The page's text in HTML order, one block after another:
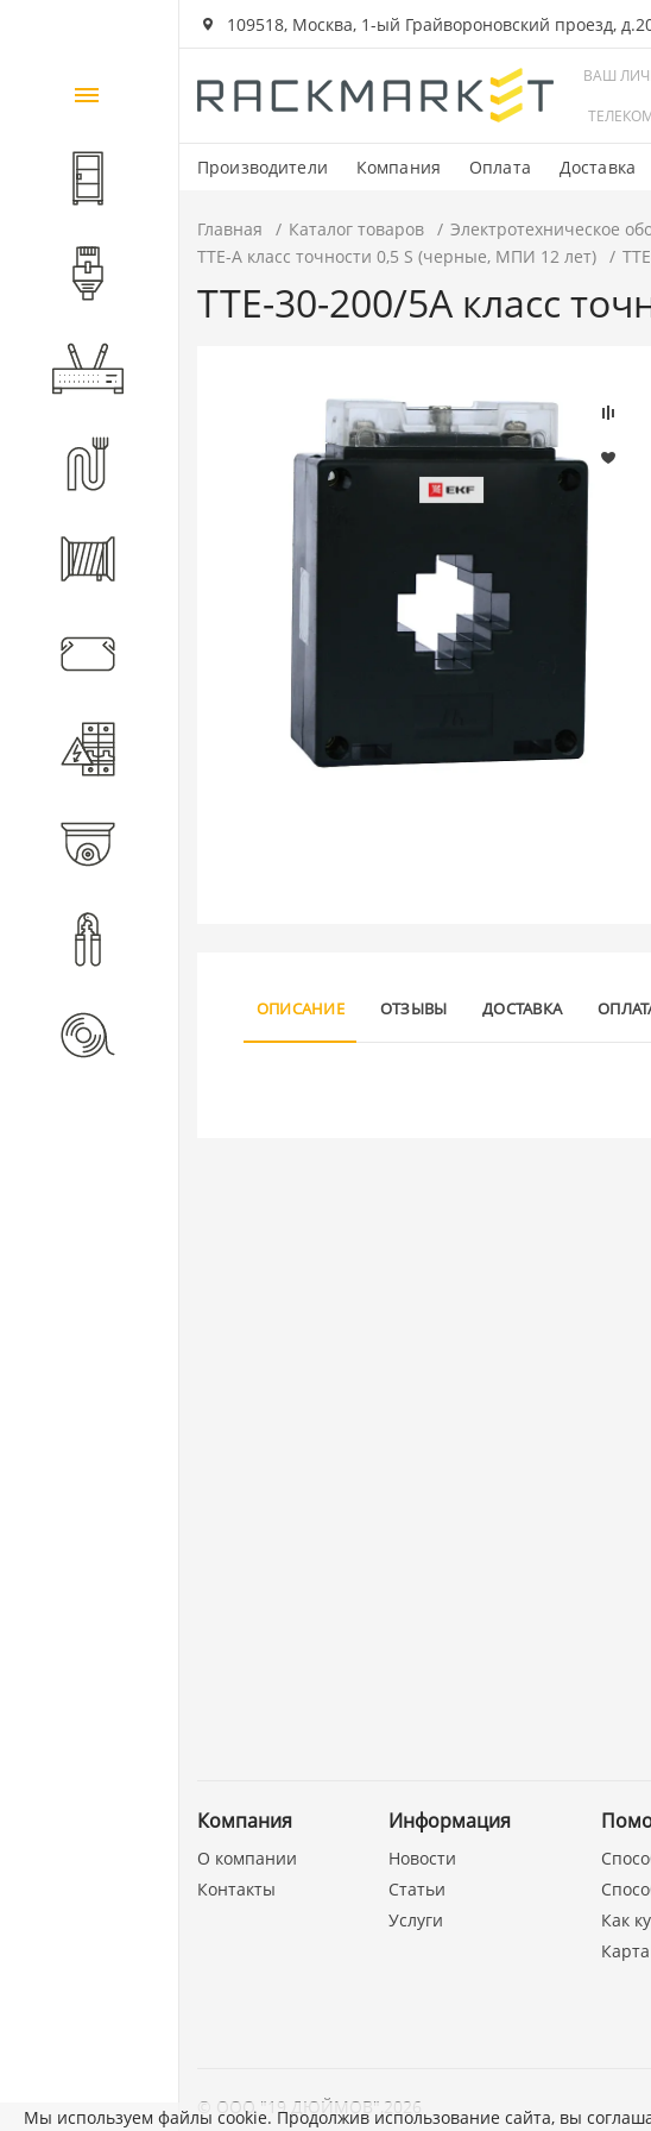
109518, Москва, 1-ый Грайвороновский проезд,
ВАШ
Производители Компания Оплата Доставка
Каталог
товаров
Шкафы и стойки
Волоконно-оптические
Электротехническое
Главная Каталог товаров Электротехническое
ТТЕ-А класс точности 0,5 S (черные, МПИ 12 лет)
ТТЕ-30-200/5А класс
ОПИСАНИЕ ОТЗЫВЫ ДОСТАВКА
Компания
О компании
Контакты
Информация
Новости
Статьи
Услуги
Как
© ООО "19 ДЮЙМОВ" 2026
Мы используем файлы cookie. Продолжив использование сайта, вы